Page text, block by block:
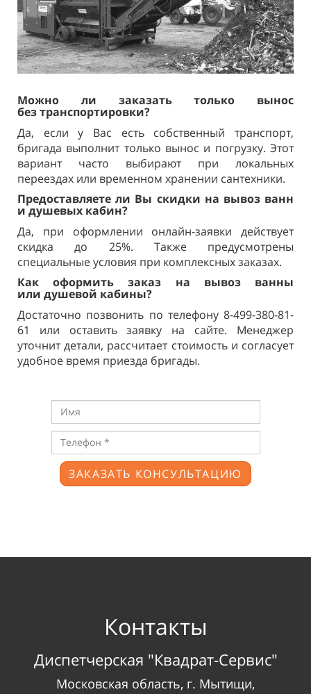
Можно ли заказать только вынос
безтранспортировки?
Да, если у Вас есть собственный транспорт,
бригада выполнит только вынос и погрузку. Этот
вариант часто выбирают при локальных
переездах или временном хранении сантехники.
Предоставляете ли Вы скидки на вывоз ванн
и душевых кабин?
Да, при оформлении онлайн-заявки действует
скидка до 25%. Также предусмотрены
специальные условия при комплексных заказах.
Как оформить заказ на
вывоз ванны
или душевой кабины?
Достаточно позвонить по телефону 8-499-380-81-
61 или оставить заявку на сайте. Менеджер
уточнит детали, рассчитает стоимость и согласует
удобное время приезда бригады.
ЗАКАЗАТЬ КОНСУЛЬТАЦИЮ
Контакты
Диспетчерская "Квадрат-Сервис"
Московская область, г. Мытищи,